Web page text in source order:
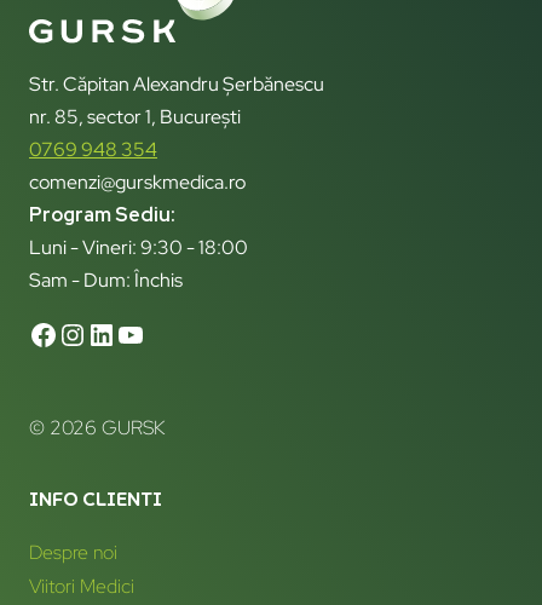
Str. Căpitan Alexandru Șerbănescu
nr. 85, sector 1, București
0769 948 354
comenzi@gurskmedica.ro
Program Sediu:
Luni - Vineri: 9:30 - 18:00
Sam - Dum: Închis
© 2026 GURSK
INFO CLIENTI
Despre noi
Viitori Medici